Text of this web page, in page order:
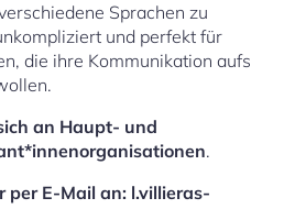
Sprachen zu
und perfekt für
die ihre Kommunikation aufs
an Haupt- und
.
per E-Mail an: l.villieras-